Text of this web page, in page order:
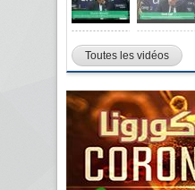
Toutes les vidéos